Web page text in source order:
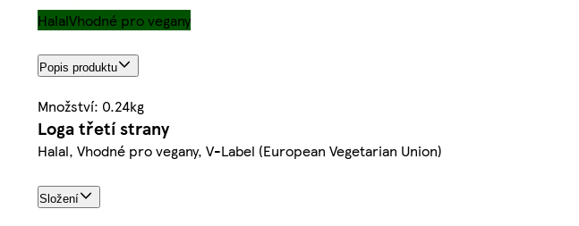
HalalVhodné pro vegany
Popis produktu
Množství: 0.24kg
Loga třetí strany
Halal, Vhodné pro vegany, V-Label (European Vegetarian Union)
Složení